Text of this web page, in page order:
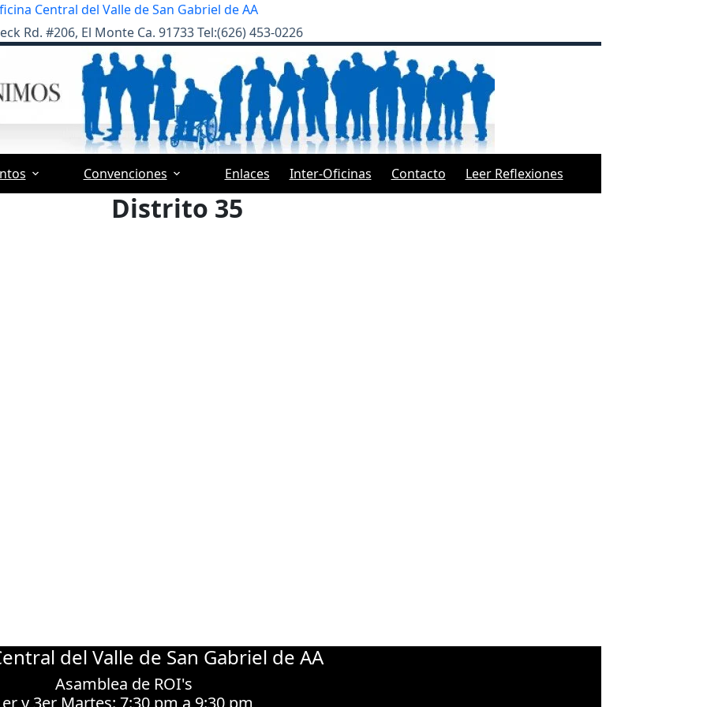
Central del Valle de San Gabriel de AA
Rd. #206, El Monte Ca. 91733 Tel:(626) 453-0226
Convenciones Enlaces Inter-Oficinas Contacto Leer Reflexiones
Distrito 35
del Valle de San Gabriel de AA
Asamblea de ROI's
y 3er Martes: 7:30 pm a 9:30 pm